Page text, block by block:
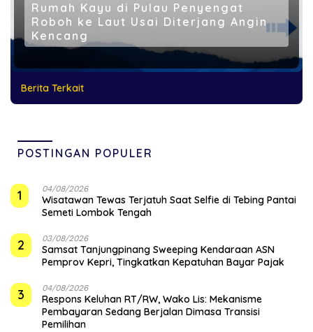
Rumah Kayu di Pulau Penyengat
Roboh ke Laut Usai Diterjang Angin
Kencang
Berita Terkait
POSTINGAN POPULER
1 04/08/2026
Wisatawan Tewas Terjatuh Saat Selfie di Tebing Pantai
Semeti Lombok Tengah
2 03/08/2026
Samsat Tanjungpinang Sweeping Kendaraan ASN
Pemprov Kepri, Tingkatkan Kepatuhan Bayar Pajak
3 04/08/2026
‎Respons Keluhan RT/RW, Wako Lis: Mekanisme
Pembayaran Sedang Berjalan Dimasa Transisi
Pemilihan